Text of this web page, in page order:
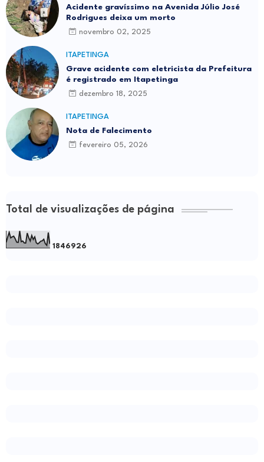
Acidente gravíssimo na Avenida Júlio José
Rodrigues deixa um morto
novembro 02, 2025
ITAPETINGA
Grave acidente com eletricista da Prefeitura
é registrado em Itapetinga
dezembro 18, 2025
ITAPETINGA
Nota de Falecimento
fevereiro 05, 2026
Total de visualizações de página
1 846926